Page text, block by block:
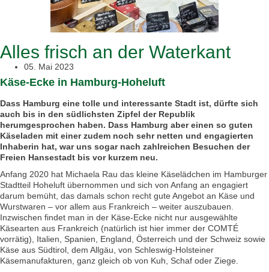
Alles frisch an der Waterkant
05. Mai 2023
Käse-Ecke in Hamburg-Hoheluft
Dass Hamburg eine tolle und interessante Stadt ist, dürfte sich
auch bis in den südlichsten Zipfel der Republik
herumgesprochen haben. Dass Hamburg aber einen so guten
Käseladen mit einer zudem noch sehr netten und engagierten
Inhaberin hat, war uns sogar nach zahlreichen Besuchen der
Freien Hansestadt bis vor kurzem neu.
Anfang 2020 hat Michaela Rau das kleine Käselädchen im Hamburger
Stadtteil Hoheluft übernommen und sich von Anfang an engagiert
darum bemüht, das damals schon recht gute Angebot an Käse und
Wurstwaren – vor allem aus Frankreich – weiter auszubauen.
Inzwischen findet man in der Käse-Ecke nicht nur ausgewählte
Käsearten aus Frankreich (natürlich ist hier immer der COMTÉ
vorrätig), Italien, Spanien, England, Österreich und der Schweiz sowie
Käse aus Südtirol, dem Allgäu, von Schleswig-Holsteiner
Käsemanufakturen, ganz gleich ob von Kuh, Schaf oder Ziege.